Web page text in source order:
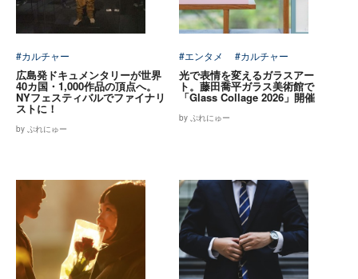
#カルチャー
広島発ドキュメンタリーが世界
40カ国・1,000作品の頂点へ。
NYフェスティバルでファイナリ
ストに！
by ぷれにゅー
#エンタメ #カルチャー
光で表情を変えるガラスアー
ト。藤田喬平ガラス美術館で
「Glass Collage 2026」開催
by ぷれにゅー